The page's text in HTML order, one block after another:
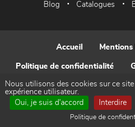
Blog Catalogues
Accueil Mentions
Politique de confidentialité
Contact
Réalisé par WEB
Nous utilisons des cookies sur ce
expérience utilisateur.
Oui, je suis d'accord
Interdire
Politique de